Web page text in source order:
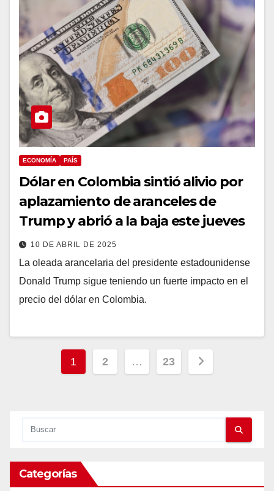
ECONOMÍA PAÍS
Dólar en Colombia sintió alivio por
aplazamiento de aranceles de
Trump y abrió a la baja este jueves
10 DE ABRIL DE 2025
La oleada arancelaria del presidente estadounidense
Donald Trump sigue teniendo un fuerte impacto en el
precio del dólar en Colombia.
Paginación
1 2 … 23
Categorías